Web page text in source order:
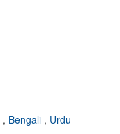
, Bengali , Urdu